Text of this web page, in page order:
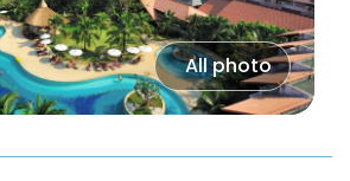
All photo